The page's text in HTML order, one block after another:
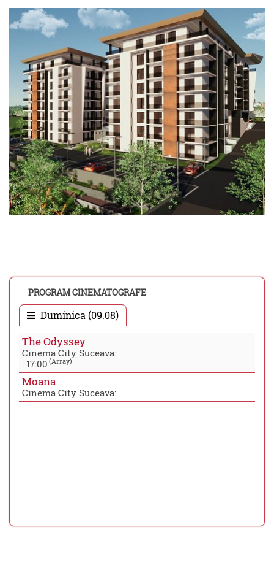
PROGRAM CINEMATOGRAFE
Duminica (09.08)
The Odyssey
Cinema City Suceava:
: 17:00 (Array)
Moana
Cinema City Suceava: